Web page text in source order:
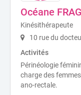
Océane
Kinésithérapeute
10 rue du
Activités
Périnéologie
charge des
ano-rectale.